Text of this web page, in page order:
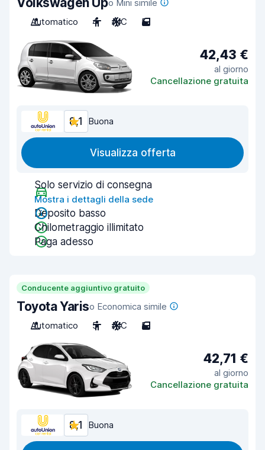
o Mini simile
Automatico
4 A/C 5
42,43 €
al giorno
Cancellazione gratuita
8,1 Buona
Visualizza offerta
Solo servizio di consegna
Mostra i dettagli della sede
Deposito basso
Chilometraggio illimitato
Paga adesso
Conducente aggiuntivo gratuito
Toyota Yariso Economica simile
Automatico
5 A/C 5
42,71 €
al giorno
Cancellazione gratuita
8,1 Buona